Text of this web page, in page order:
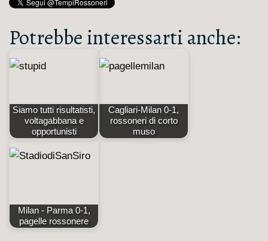
Potrebbe interessarti anche:
Siamo tutti risultatisti,
voltagabbana e
opportunisti
Cagliari-Milan 0-1,
rossoneri di corto
muso
Milan - Parma 0-1,
pagelle rossonere